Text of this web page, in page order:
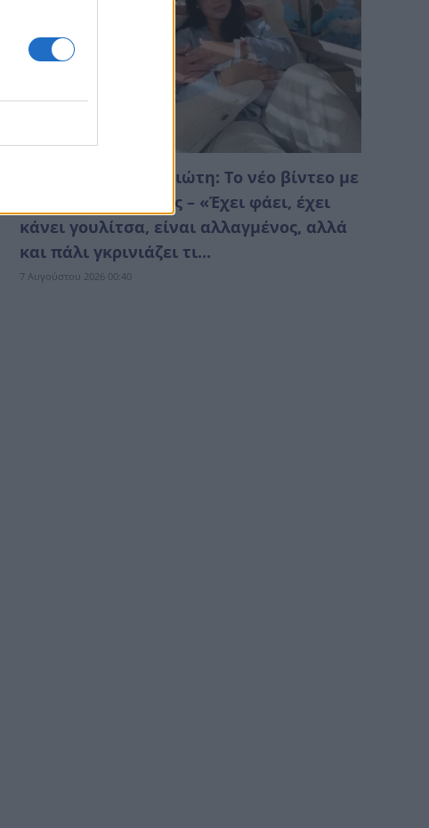
Μαριαλένα Ρουμελιώτη: Το νέο βίντεο με
τον 2 μηνών γιο της – «Έχει φάει, έχει
κάνει γουλίτσα, είναι αλλαγμένος, αλλά
και πάλι γκρινιάζει τι...
7 Αυγούστου 2026 00:40